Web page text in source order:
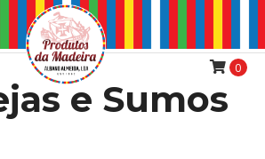
0
e Sumos